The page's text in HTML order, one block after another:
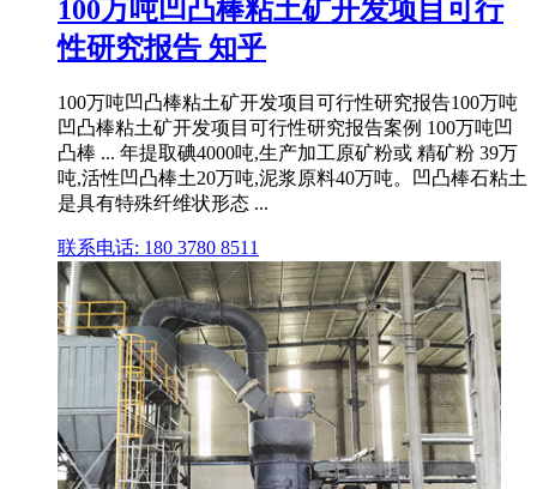
100万吨凹凸棒粘土矿开发项目可行
性研究报告 知乎
100万吨凹凸棒粘土矿开发项目可行性研究报告100万吨
凹凸棒粘土矿开发项目可行性研究报告案例 100万吨凹
凸棒 ... 年提取碘4000吨,生产加工原矿粉或 精矿粉 39万
吨,活性凹凸棒土20万吨,泥浆原料40万吨。凹凸棒石粘土
是具有特殊纤维状形态 ...
联系电话: 180 3780 8511